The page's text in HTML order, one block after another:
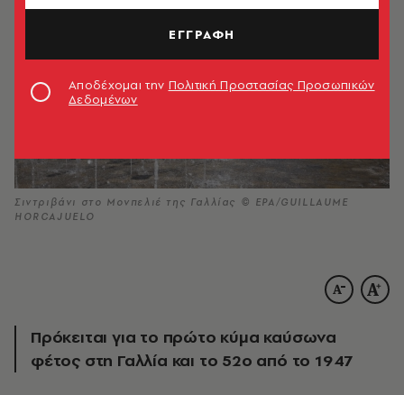
Σιντριβάνι στο Μονπελιέ της Γαλλίας © ΕΡΑ/GUILLAUME
HORCAJUELO
Πρόκειται για το πρώτο κύμα καύσωνα
φέτος στη Γαλλία και το 52ο από το 1947
ΕΓΓΡΑΦΗ
Αποδέχομαι την Πολιτική Προστασίας Προσωπικών
Δεδομένων